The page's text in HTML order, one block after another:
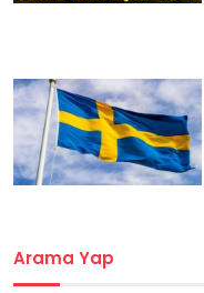
Arama Yap